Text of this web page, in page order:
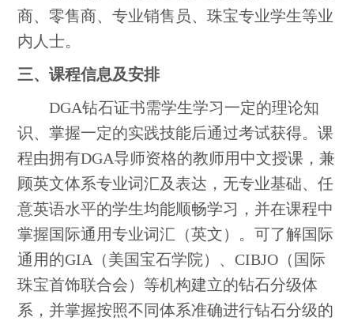
商、零售商、专业销售员、珠宝专业学生等业
内人士。
三、课程信息及安排
DGA钻石证书需学生学习一定的理论知
识、掌握一定的实践技能后通过考试获得。课
程由拥有DGA导师资格的教师用中文授课，兼
顾英文体系专业词汇及表达，无专业基础、任
意英语水平的学生均能顺畅学习，并在课程中
掌握国际通用专业词汇（英文）。可了解国际
通用的GIA（美国宝石学院）、CIBJO（国际
珠宝首饰联合会）等机构建立的钻石分级体
系，并掌握按照不同体系准确进行钻石分级的